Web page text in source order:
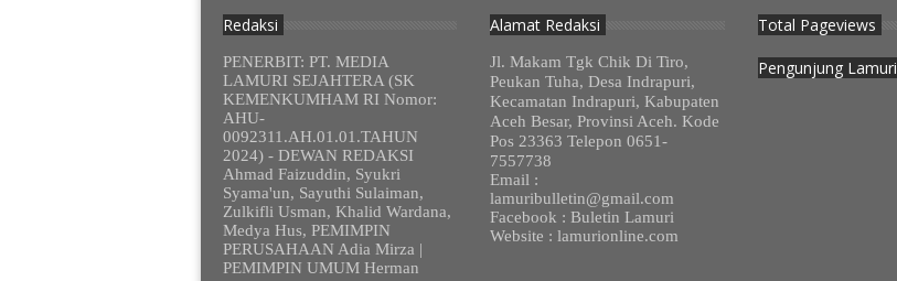
Redaksi
PENERBIT: PT. MEDIA
LAMURI SEJAHTERA (SK
KEMENKUMHAM RI Nomor:
AHU-
0092311.AH.01.01.TAHUN
2024) - DEWAN REDAKSI
Ahmad Faizuddin, Syukri
Syama'un, Sayuthi Sulaiman,
Zulkifli Usman, Khalid Wardana,
Medya Hus, PEMIMPIN
PERUSAHAAN Adia Mirza |
PEMIMPIN UMUM Herman
Alamat Redaksi
Jl. Makam Tgk Chik Di Tiro,
Peukan Tuha, Desa Indrapuri,
Kecamatan Indrapuri, Kabupaten
Aceh Besar, Provinsi Aceh. Kode
Pos 23363 Telepon 0651-
7557738
Email :
lamuribulletin@gmail.com
Facebook : Buletin Lamuri
Website : lamurionline.com
Total Pageviews
Pengunjung Lamuri